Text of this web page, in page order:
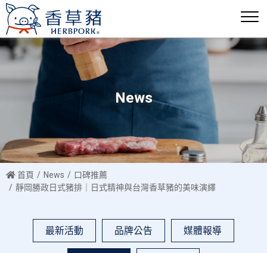
News
首頁 News
口碑推薦
靜岡勝政日式豬排｜日式精神與台灣香草豬的美味演繹
最新活動 品牌公告 媒體報導